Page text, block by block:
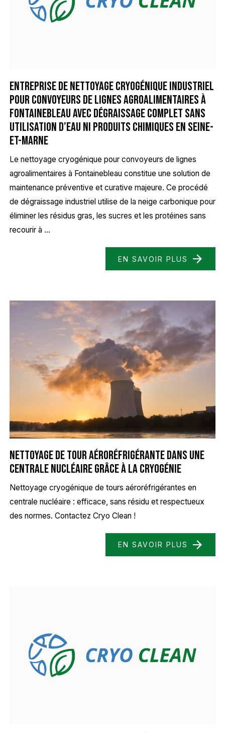
Entreprise de nettoyage cryogénique industriel
pour convoyeurs de lignes agroalimentaires à
Fontainebleau avec dégraissage complet sans
utilisation d’eau ni produits chimiques en Seine-
et-Marne
Le nettoyage cryogénique pour convoyeurs de lignes
agroalimentaires à Fontainebleau constitue une solution de
maintenance préventive et curative majeure. Ce procédé
de dégraissage industriel utilise de la neige carbonique pour
éliminer les résidus gras, les sucres et les protéines sans
recourir à ...
EN SAVOIR PLUS
Nettoyage de tour aéroréfrigérante dans une
centrale nucléaire grâce à la cryogénie
Nettoyage cryogénique de tours aéroréfrigérantes en
centrale nucléaire : efficace, sans résidu et respectueux
des normes. Contactez Cryo Clean !
EN SAVOIR PLUS